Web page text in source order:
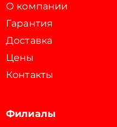
О компании
Гарантия
Доставка
Цены
Контакты
Филиалы